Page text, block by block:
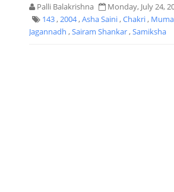
Palli Balakrishna
Monday, July 24,
143,2004,Asha Saini,Chakri,
Jagannadh ,Sairam Shankar,Samiksha